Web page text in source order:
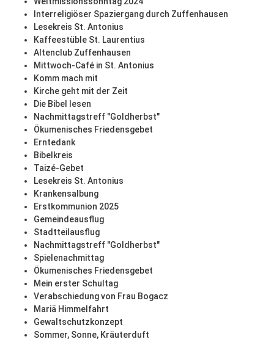
Interreligiöser Spaziergang durch Zuffenhausen
Lesekreis St. Antonius
Kaffeestüble St. Laurentius
Altenclub Zuffenhausen
Mittwoch-Café in St. Antonius
Komm mach mit
Kirche geht mit der Zeit
Die Bibel lesen
Nachmittagstreff "Goldherbst"
Ökumenisches Friedensgebet
Erntedank
Bibelkreis
Taizé-Gebet
Lesekreis St. Antonius
Krankensalbung
Erstkommunion 2025
Gemeindeausflug
Stadtteilausflug
Nachmittagstreff "Goldherbst"
Spielenachmittag
Ökumenisches Friedensgebet
Mein erster Schultag
Verabschiedung von Frau Bogacz
Mariä Himmelfahrt
Gewaltschutzkonzept
Sommer, Sonne, Kräuterduft